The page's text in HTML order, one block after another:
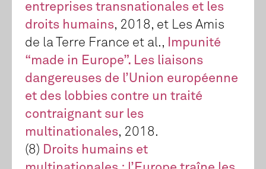
entreprises transnationales et les
droits humains, 2018, et Les Amis
de la Terre France et al.,
Impunité
“made in Europe”. Les liaisons
dangereuses de l’Union européenne
et des lobbies contre un traité
contraignant sur les
multinationales, 2018.
(8) Droits humains et